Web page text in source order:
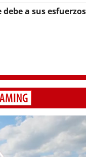
a sus esfuerzos